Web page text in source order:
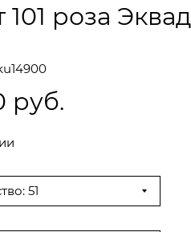
101 роза
руб.
51